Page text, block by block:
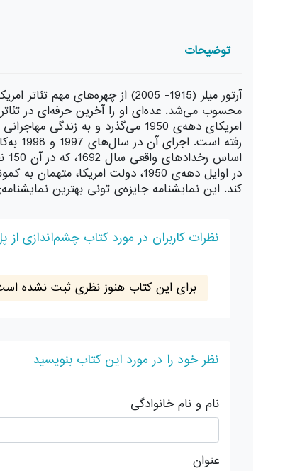
توضیحات
آرتور میلر (1915- 2005) از
در اوایل دهه‌ی 1950، دولت
کند. این نمایشنامه جایزه‌ی تونی بهترین
نظرات کاربران در مورد کتاب چشم‌اندازی از
برای این کتاب هنوز نظری ثبت نشده
نظر خود را در مورد این کتاب بنویسید
نام و نام خانوادگی
عنوان